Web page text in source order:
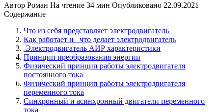
Автор Роман На чтение 34 мин Опубликовано 22.09.2021
Содержание
Что из себя представляет электродвигатель
Как работает и что делает электродвигатель
Электродвигатель АИР характеристики
Принцип преобразования энергии
Физический принцип работы электродвигателя
постоянного тока
Физический принцип работы электродвигателя
переменного тока
Синхронный и асинхронный двигатели переменного
тока